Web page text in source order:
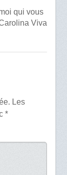
qui vous
Viva
Les
*